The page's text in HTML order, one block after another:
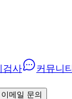
검사 커뮤니티
이메일 문의